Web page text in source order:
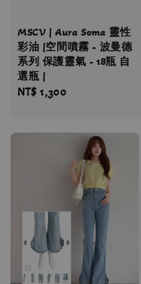
MSCV | Aura Soma 靈性
彩油 |空間噴霧 - 波曼德
系列 保護靈氣 - 18瓶 自
選瓶 |
Regular
NT$ 1,300